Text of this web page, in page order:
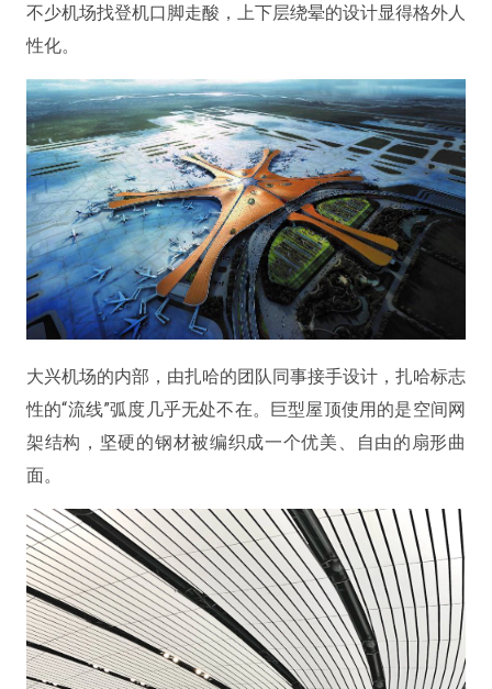
不少机场找登机口脚走酸，上下层绕晕的设计显得格外人
性化。
大兴机场的内部，由扎哈的团队同事接手设计，扎哈标志
性的“流线”弧度几乎无处不在。巨型屋顶使用的是空间网
架结构，坚硬的钢材被编织成一个优美、自由的扇形曲
面。